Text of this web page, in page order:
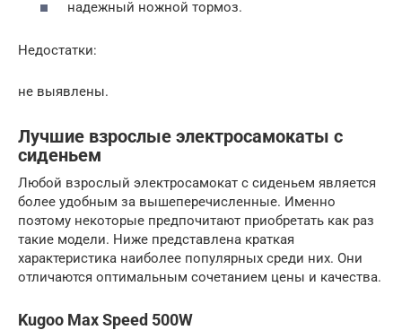
надежный ножной тормоз.
Недостатки:
не выявлены.
Лучшие взрослые электросамокаты с
сиденьем
Любой взрослый электросамокат с сиденьем является
более удобным за вышеперечисленные. Именно
поэтому некоторые предпочитают приобретать как раз
такие модели. Ниже представлена краткая
характеристика наиболее популярных среди них. Они
отличаются оптимальным сочетанием цены и качества.
Kugoo Max Speed 500W